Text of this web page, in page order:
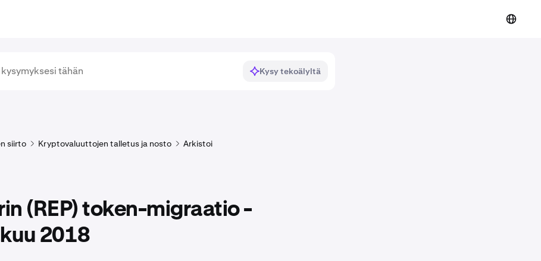
Kysy tekoälyltä
siirto Kryptovaluuttojen talletus ja nosto Arkistoi
(REP) token-migraatio -
2018